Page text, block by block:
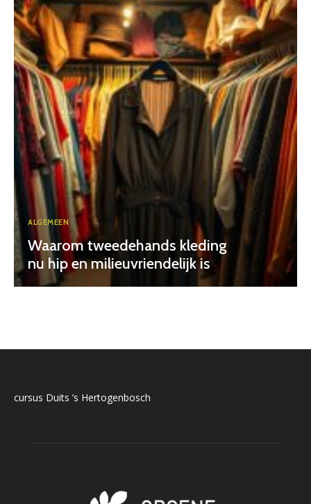
ALGEMEEN
Waarom tweedehands kleding
nu hip en milieuvriendelijk is
cursus Duits ’s Hertogenbosch